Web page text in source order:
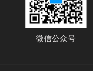
微信公众号